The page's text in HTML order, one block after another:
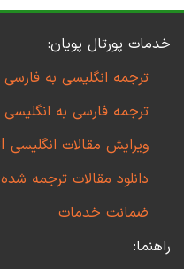
خدمات پورتال پویان:
ترجمه انگلیسی به فارسی
ترجمه فارسی به انگلیسی
ویرایش مقالات انگلیسی ISI
دانلود مقالات ترجمه شده
ضمانت خدمات
راهنما: